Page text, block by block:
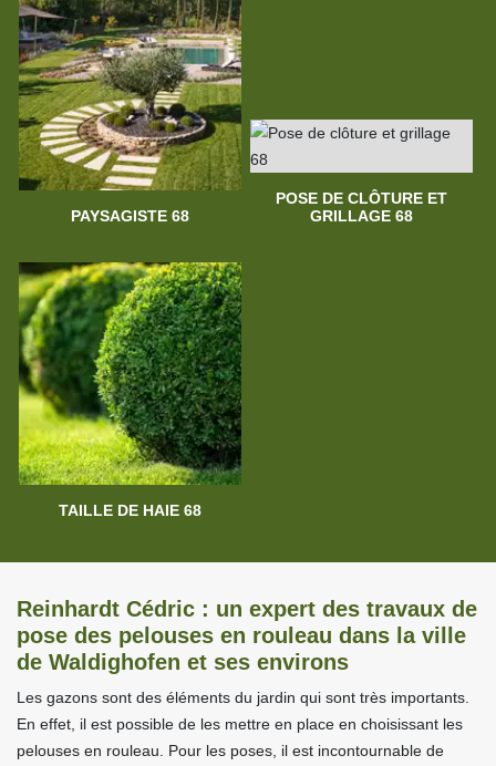
PAYSAGISTE 68
POSE DE CLÔTURE ET
GRILLAGE 68
TAILLE DE HAIE 68
Reinhardt Cédric : un expert des travaux de
pose des pelouses en rouleau dans la ville
de Waldighofen et ses environs
Les gazons sont des éléments du jardin qui sont très importants.
En effet, il est possible de les mettre en place en choisissant les
pelouses en rouleau. Pour les poses, il est incontournable de